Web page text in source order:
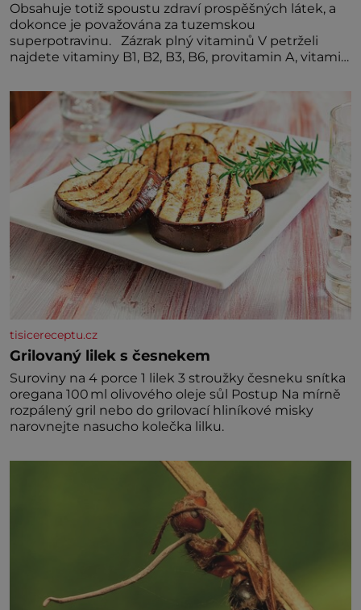
Obsahuje totiž spoustu zdraví prospěšných látek, a
dokonce je považována za tuzemskou
superpotravinu. Zázrak plný vitaminů V petrželi
najdete vitaminy B1, B2, B3, B6, provitamin A, vitamin
dokonce třikrát více než pomeranč, v kořeni je také,
ale je ho desetkrát méně), a kyselinu listovou. Ale
tisicereceptu.cz
Grilovaný lilek s česnekem
Suroviny na 4 porce 1 lilek 3 stroužky česneku snítka
oregana 100 ml olivového oleje sůl Postup Na mírně
rozpálený gril nebo do grilovací hliníkové misky
narovnejte nasucho kolečka lilku.